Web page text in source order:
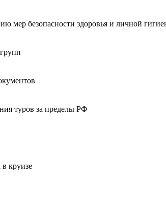
мер безопасности здоровья и личной
туров за пределы РФ
круизе